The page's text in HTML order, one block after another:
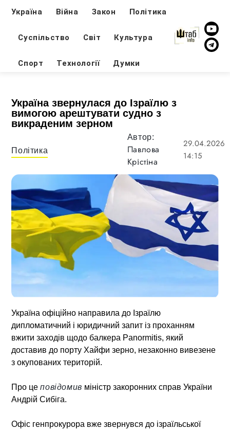
Україна Війна Закон Політика
Суспільство Світ Культура
Спорт Технології Думки
Україна звернулася до Ізраїлю з
вимогою арештувати судно з
викраденим зерном
Політика
Автор:
Павлова
Крістіна
29.04.2026
14:15
Україна офіційно направила до Ізраїлю
дипломатичний і юридичний запит із проханням
вжити заходів щодо балкера Panormitis, який
доставив до порту Хайфи зерно, незаконно вивезене
з окупованих територій.
Про цеповідомив міністр закоронних справ України
Андрій Сибіга.
Офіс генпрокурора вже звернувся до ізраїльської